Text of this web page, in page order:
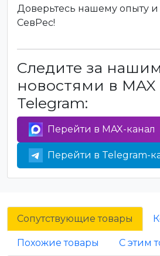
Доверьтесь нашему опыту и
СевРес!
Следите за
новостями в
Telegram:
Перейти в MAX-канал
Перейти в Telegram-
Сопутствующие товары
Похожие товары С этим